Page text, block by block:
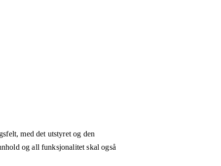
med det utstyret og den
og all funksjonalitet skal også